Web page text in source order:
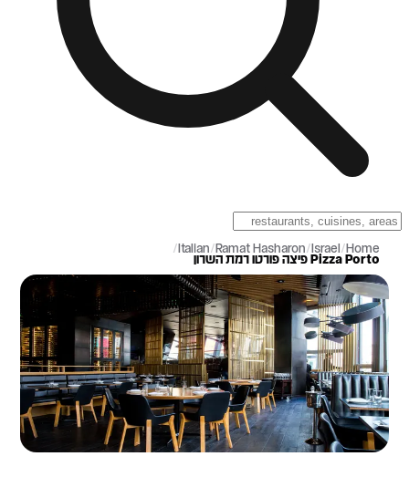
Home
/
Israel
/
Ramat Hasharon
/
Italian
/
Pizza Porto פיצה פורטו רמת השרון